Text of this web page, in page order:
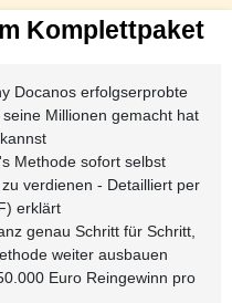
Komplettpaket
Docanos erfolgserprobte
Millionen gemacht hat
Methode sofort selbst
verdienen - Detailliert per
erklärt
genau Schritt für Schritt,
weiter ausbauen
Euro Reingewinn pro